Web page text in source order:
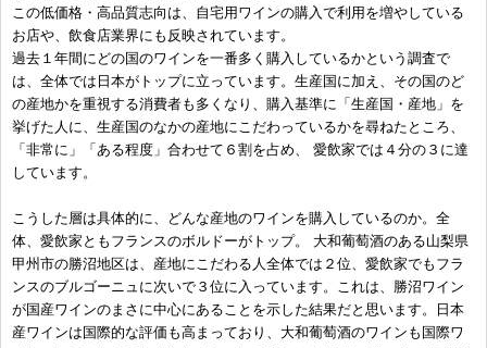
この低価格・高品質志向は、自宅用ワインの購入で利用を増やしている
お店や、飲食店業界にも反映されています。
過去１年間にどの国のワインを一番多く購入しているかという調査で
は、全体では日本がトップに立っています。生産国に加え、その国のど
の産地かを重視する消費者も多くなり、購入基準に「生産国・産地」を
挙げた人に、生産国のなかの産地にこだわっているかを尋ねたところ、
「非常に」「ある程度」合わせて６割を占め、 愛飲家では４分の３に達
しています。
こうした層は具体的に、どんな産地のワインを購入しているのか。全
体、愛飲家ともフランスのボルドーがトップ。 大和葡萄酒のある山梨県
甲州市の勝沼地区は、産地にこだわる人全体では２位、愛飲家でもフラ
ンスのブルゴーニュに次いで３位に入っています。これは、勝沼ワイン
が国産ワインのまさに中心にあることを示した結果だと思います。日本
産ワインは国際的な評価も高まっており、大和葡萄酒のワインも国際ワ